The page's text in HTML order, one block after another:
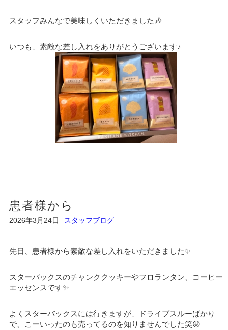
スタッフみんなで美味しくいただきました🎶
いつも、素敵な差し入れをありがとうございます♪
患者様から
2026年3月24日 スタッフブログ
先日、患者様から素敵な差し入れをいただきました✨
スターバックスのチャンククッキーやフロランタン、コーヒー
エッセンスです✨
よくスターバックスには行きますが、ドライブスルーばかり
で、こーいったのも売ってるのを知りませんでした笑😛